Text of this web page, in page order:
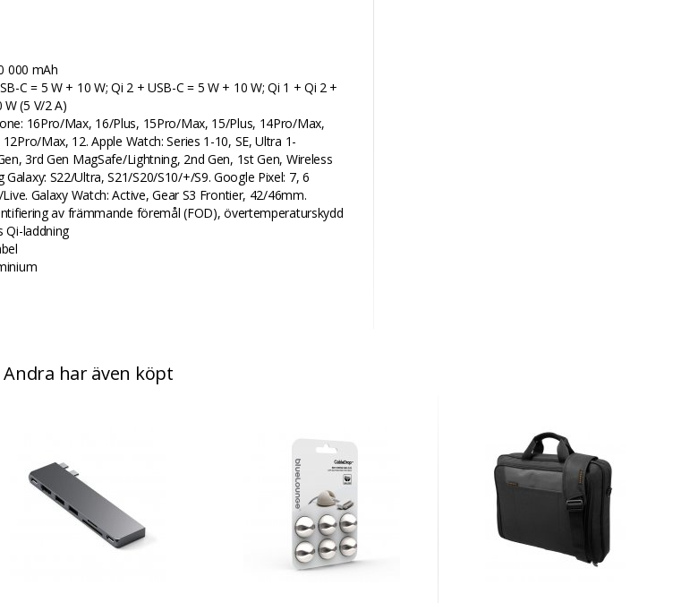
000 mAh
C = 5 W + 10 W; Qi 2 + USB-C = 5 W + 10 W; Qi 1 + Qi 2 +
W (5 V/2 A)
16Pro/Max, 16/Plus, 15Pro/Max, 15/Plus, 14Pro/Max,
Max, 12. Apple Watch: Series 1-10, SE, Ultra 1-
3rd Gen MagSafe/Lightning, 2nd Gen, 1st Gen, Wireless
Galaxy: S22/Ultra, S21/S20/S10/+/S9. Google Pixel: 7, 6
Galaxy Watch: Active, Gear S3 Frontier, 42/46mm.
av främmande föremål (FOD), övertemperaturskydd
Qi-laddning
Andra har även köpt